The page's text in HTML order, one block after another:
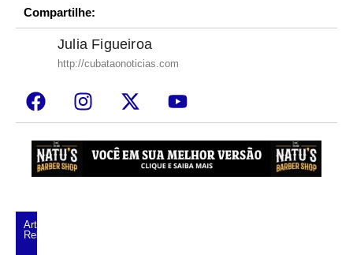
Compartilhe:
Julia Figueiroa
http://cubataonoticias.com
Artigos
Relacionados